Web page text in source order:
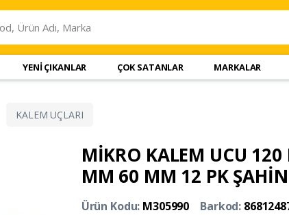
YENİ ÇIKANLAR ÇOK SATANLAR MARKALAR
KALEM UÇLARI
MİKRO KALEM UCU 120
MM 60 MM 12 PK
Ürün Kodu: M305990 Barkod: